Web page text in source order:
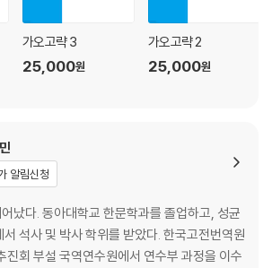
가오고략 3
25,000원
가오고략 2
25,000원
알림신청
났다. 동아대학교 한문학과를 졸업하고, 성균
석사 및 박사 학위를 받았다. 한국고전번역원
진회 부설 국역연수원에서 연수부 과정을 이수